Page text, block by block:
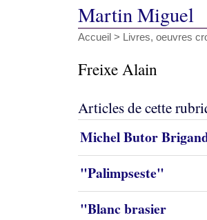
Martin Miguel
Accueil > Livres, oeuvres
Freixe Alain
Articles de cette
Michel Butor
"Palimpseste"
"Blanc brasier